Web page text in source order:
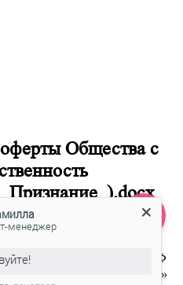
Общества с
800-350-94-36 Бесплатный РФ
«Признание»
менеджер